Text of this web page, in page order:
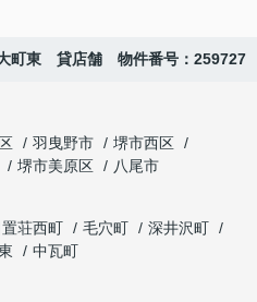
町東 貸店舗 物件番号：259727
羽曳野市
堺市西区
堺市美原区
八尾市
置荘西町 毛穴町
深井沢町
中瓦町